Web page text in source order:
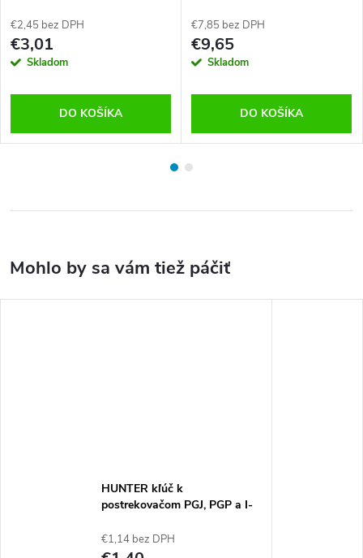
€2,45 bez DPH
€3,01
Skladom
DO KOŠÍKA
€7,85 bez DPH
€9,65
Skladom
DO KOŠÍKA
HUNTER kľúč k
postrekovačom PGJ, PGP a I-
€1,14 bez DPH